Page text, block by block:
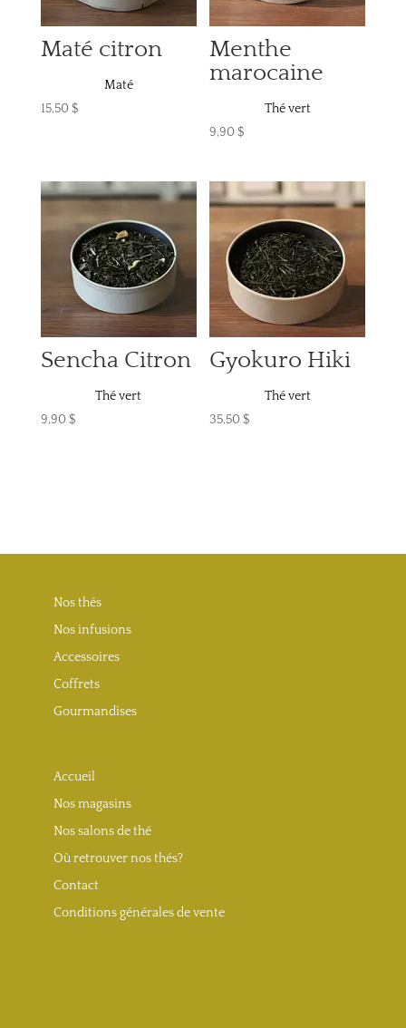
Maté citron
Maté
15,50$
Menthe
marocaine
Thé vert
9,90$
Sencha Citron
Thé vert
9,90$
Gyokuro Hiki
Thé vert
35,50$
Nos thés
Nos infusions
Accessoires
Coffrets
Gourmandises
Accueil
Nos magasins
Nos salons de thé
Où retrouver nos thés?
Contact
Conditions générales de vente